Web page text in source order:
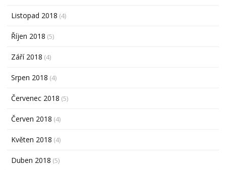
Listopad 2018 (4)
Říjen 2018 (5)
Září 2018 (4)
Srpen 2018 (4)
Červenec 2018 (5)
Červen 2018 (4)
Květen 2018 (4)
Duben 2018 (5)